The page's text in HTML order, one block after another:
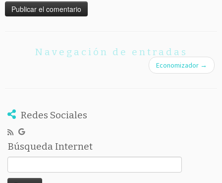
Navegación de entradas
Economizador →
Redes Sociales
Búsqueda Internet